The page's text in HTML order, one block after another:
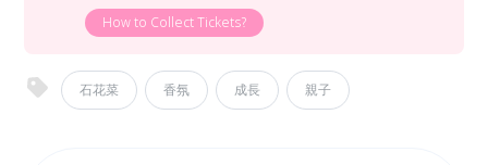
How to Collect Tickets?
石花菜 香氛 成長 親子